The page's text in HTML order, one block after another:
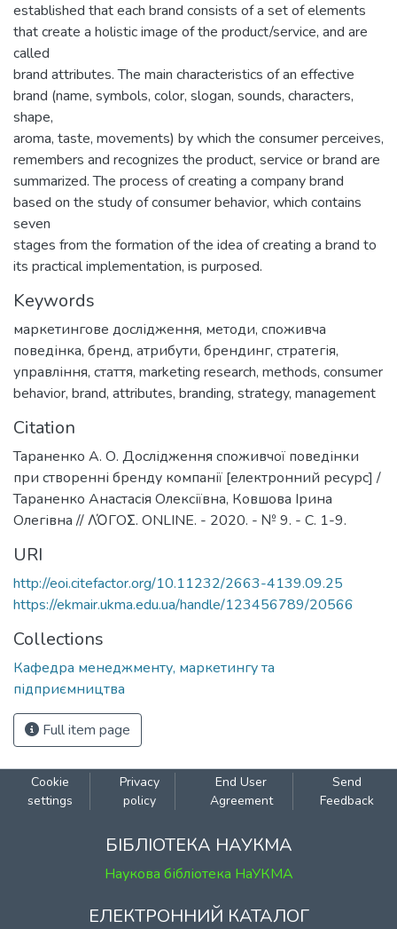
established that each brand consists of a set of elements
that create a holistic image of the product/service, and are
called
brand attributes. The main characteristics of an effective
brand (name, symbols, color, slogan, sounds, characters,
shape,
aroma, taste, movements) by which the consumer perceives,
remembers and recognizes the product, service or brand are
summarized. The process of creating a company brand
based on the study of consumer behavior, which contains
seven
stages from the formation of the idea of creating a brand to
its practical implementation, is purposed.
Keywords
маркетингове дослідження, методи, споживча
поведінка, бренд, атрибути, брендинг, стратегія,
управління, стаття, marketing research, methods, consumer
behavior, brand, attributes, branding, strategy, management
Citation
Тараненко А. О. Дослідження споживчої поведінки
при створенні бренду компанії [електронний ресурс] /
Тараненко Анастасія Олексіївна, Ковшова Ірина
Олегівна // ΛΌГOΣ. ONLINE. - 2020. - № 9. - С. 1-9.
URI
http://eoi.citefactor.org/10.11232/2663-4139.09.25
https://ekmair.ukma.edu.ua/handle/123456789/20566
Collections
Кафедра менеджменту, маркетингу та
підприємництва
Full item page
Cookie
settings
Privacy
policy
End User
Agreement
Send
Feedback
БІБЛІОТЕКА НАУКМА
Наукова бібліотека НаУКМА
ЕЛЕКТРОННИЙ КАТАЛОГ